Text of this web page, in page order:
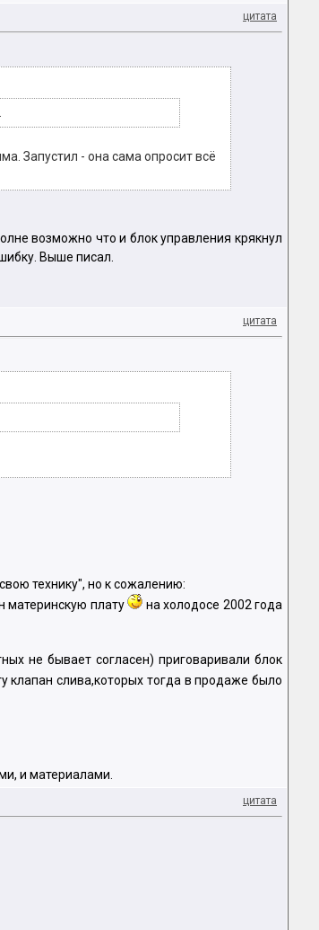
цитата
Запустил - она сама опросит всё
возможно что и блок управления крякнул
Выше писал.
цитата
технику", но к сожалению:
материнскую плату
на холодосе 2002 года
не бывает согласен) приговаривали блок
клапан слива,которых тогда в продаже было
и материалами.
цитата